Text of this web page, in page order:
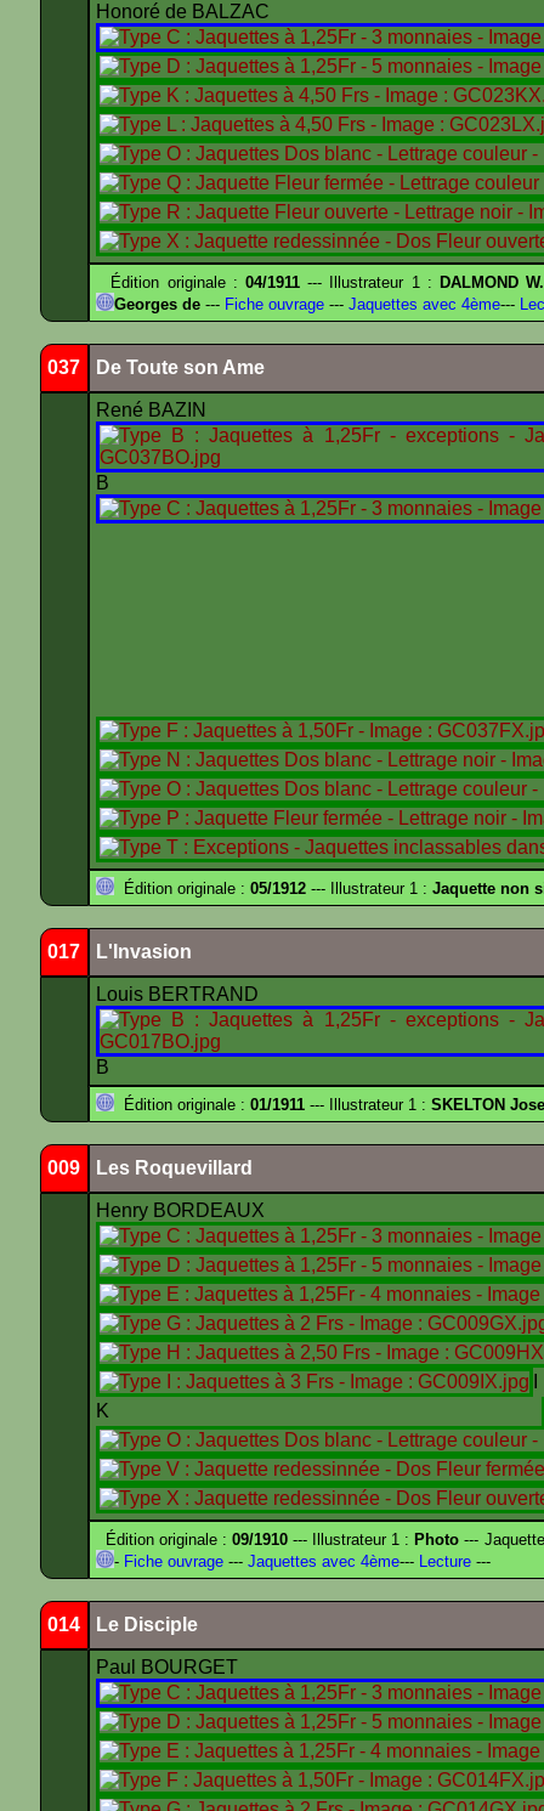
Honoré de BALZAC
Édition originale :04/1911 --- Illustrateur 1 : DALMOND W.
Georges de --- Fiche ouvrage --- Jaquettes avec 4ème---
037 De Toute son Ame
René BAZIN
B
Édition originale : 05/1912 --- Illustrateur 1 : Jaquette non
017 L'Invasion
Louis BERTRAND
B
Édition originale : 01/1911 --- Illustrateur 1 : SKELTON
009 Les Roquevillard
Henry BORDEAUX
K
Édition originale :09/1910 --- Illustrateur 1 : Photo ---
- Fiche ouvrage --- Jaquettes avec 4ème--- Lecture ---
014 Le Disciple
Paul BOURGET